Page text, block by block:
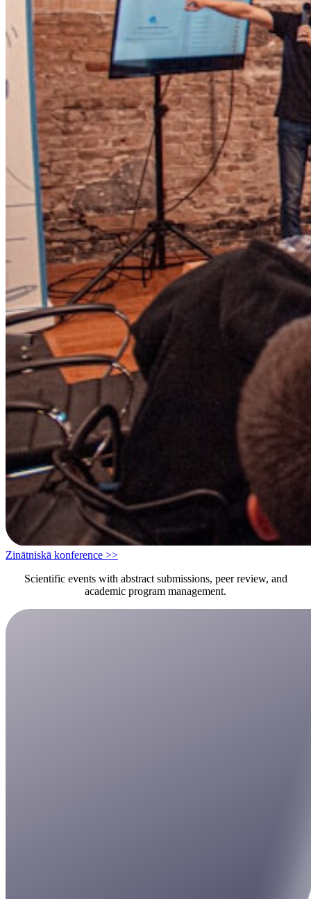
Zinātniskā konference >>
Scientific events with abstract submissions, peer review, and
academic program management.